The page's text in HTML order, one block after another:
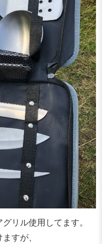
リル使用してます。
すが、